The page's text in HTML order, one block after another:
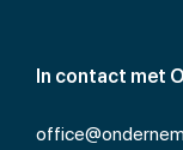
In contact met